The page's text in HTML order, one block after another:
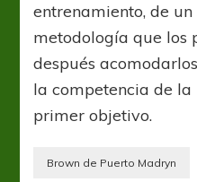
entrenamiento, de
metodología que los
después
la competencia de la
primer objetivo.
Brown de Puerto Madryn